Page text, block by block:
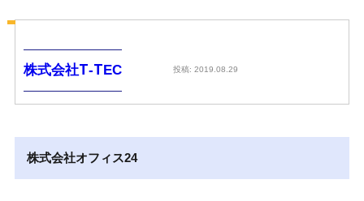
株式会社T-TEC 投稿: 2019.08.29
株式会社オフィス24